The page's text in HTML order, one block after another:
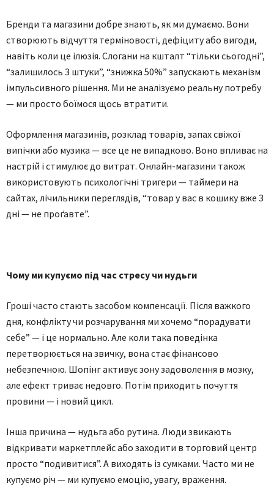
Бренди та магазини добре знають, як ми думаємо. Вони
створюють відчуття терміновості, дефіциту або вигоди,
навіть коли це ілюзія. Слогани на кшталт “тільки сьогодні”,
“залишилось 3 штуки”, “знижка 50%” запускають механізм
імпульсивного рішення. Ми не аналізуємо реальну потребу
— ми просто боїмося щось втратити.
Оформлення магазинів, розклад товарів, запах свіжої
випічки або музика — все це не випадково. Воно впливає на
настрій і стимулює до витрат. Онлайн-магазини також
використовують психологічні тригери — таймери на
сайтах, лічильники переглядів, “товар у вас в кошику вже 3
дні — не проґавте”.
Чому ми купуємо під час стресу чи нудьги
Гроші часто стають засобом компенсації. Після важкого
дня, конфлікту чи розчарування ми хочемо “порадувати
себе” — і це нормально. Але коли така поведінка
перетворюється на звичку, вона стає фінансово
небезпечною. Шопінг активує зону задоволення в мозку,
але ефект триває недовго. Потім приходить почуття
провини — і новий цикл.
Інша причина — нудьга або рутина. Люди звикають
відкривати маркетплейс або заходити в торговий центр
просто “подивитися”. А виходять із сумками. Часто ми не
купуємо річ — ми купуємо емоцію, увагу, враження.